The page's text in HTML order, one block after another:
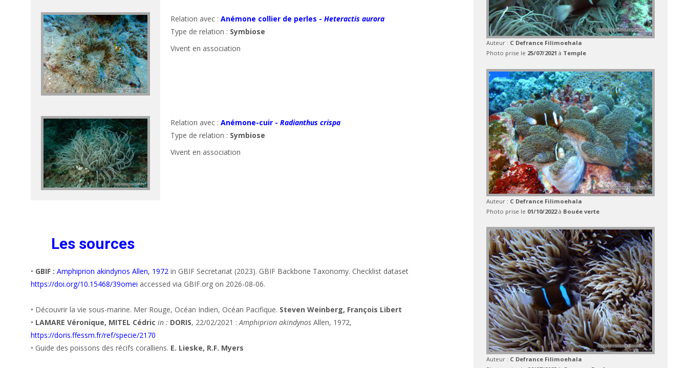
Relation avec :Anémone collier de perles -Heteractis aurora
Type de relation : Symbiose
Vivent en association
Relation avec :Anémone-cuir -Radianthus crispa
Type de relation : Symbiose
Vivent en association
Les sources
• GBIF : Amphiprion akindynos Allen, 1972 in GBIF Secretariat (2023). GBIF Backbone Taxonomy. Checklist dataset
https://doi.org/10.15468/39omei accessed via GBIF.org on 2026-08-06.
• Découvrir la vie sous-marine. Mer Rouge, Océan Indien, Océan Pacifique. Steven Weinberg, François Libert
• LAMARE Véronique, MITEL Cédric in : DORIS, 22/02/2021 :Amphiprion akindynos Allen, 1972,
https://doris.ffessm.fr/ref/specie/2170
• Guide des poissons des récifs coralliens. E. Lieske, R.F. Myers
Auteur : C Defrance Filimoehala
Photo prise le 25/07/2021 à Temple
Auteur : C Defrance Filimoehala
Photo prise le 01/10/2022à Bouée verte
Auteur : C Defrance Filimoehala